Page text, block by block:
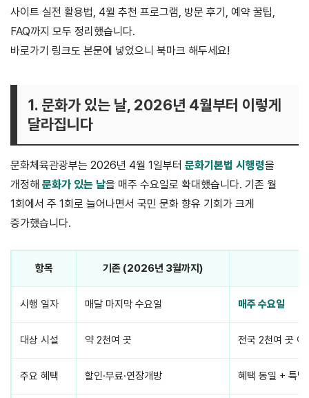
사이트 실전 활용법, 4월 추천 프로그램, 방문 후기, 예약 꿀팁,
FAQ까지 모두 정리했습니다.
바로가기 링크도 본문에 넣었으니 북마크 해두세요!
1. 문화가 있는 날, 2026년 4월부터 이렇게
달라집니다
문화체육관광부는 2026년 4월 1일부터 문화기본법 시행령을
개정해 문화가 있는 날을 매주 수요일로 확대했습니다. 기존 월
1회에서 주 1회로 늘어나면서 국민 문화 향유 기회가 크게
증가했습니다.
항목 기존 (2026년 3월까지)
시행 일자 매달 마지막 수요일 매주 수요일
대상 시설 약 2천여 곳 전국 2천여 곳 이
주요 혜택 할인·무료·연장개방 혜택 동일 + 특